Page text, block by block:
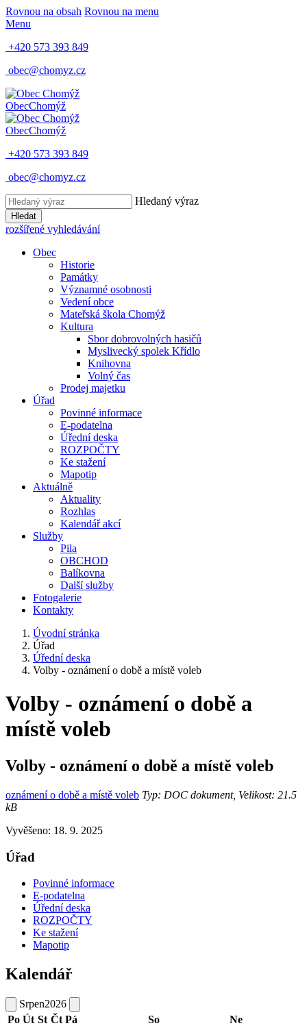
Rovnou na obsah Rovnou na menu
Menu
+420 573 393 849
obec@chomyz.cz
ObecChomýž
ObecChomýž
+420 573 393 849
obec@chomyz.cz
Hledaný výraz
Hledat
rozšířené vyhledávání
Obec
Historie
Památky
Významné osobnosti
Vedení obce
Mateřská škola Chomýž
Kultura
Sbor dobrovolných hasičů
Myslivecký spolek Křídlo
Knihovna
Volný čas
Prodej majetku
Úřad
Povinné informace
E-podatelna
Úřední deska
ROZPOČTY
Ke stažení
Mapotip
Aktuálně
Aktuality
Rozhlas
Kalendář akcí
Služby
Pila
OBCHOD
Balíkovna
Další služby
Fotogalerie
Kontakty
Úvodní stránka
Úřad
Úřední deska
Volby - oznámení o době a místě voleb
Volby - oznámení o době a
místě voleb
Volby - oznámení o době a místě voleb
oznámení o době a místě voleb Typ: DOC dokument, Velikost: 21.5
kB
Vyvěšeno: 18. 9. 2025
Úřad
Povinné informace
E-podatelna
Úřední deska
ROZPOČTY
Ke stažení
Mapotip
Kalendář
Srpen2026
Po Út St Čt Pá So Ne